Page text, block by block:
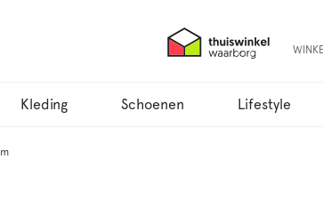
Kleding Schoenen Lifestyle